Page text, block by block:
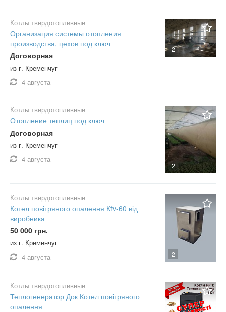
2
Котлы твердотопливные
Организация системы отопления
производства, цехов под ключ
Договорная
из г. Кременчуг
4 августа
2
Котлы твердотопливные
Отопление теплиц под ключ
Договорная
из г. Кременчуг
4 августа
2
Котлы твердотопливные
Котел повітряного опалення Кfv-60 від
виробника
50 000 грн.
из г. Кременчуг
4 августа
Котлы твердотопливные
Теплогенератор Док Котел повітряного
опалення